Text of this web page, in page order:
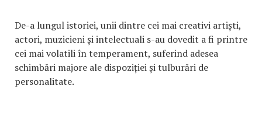
De-a lungul istoriei, unii dintre cei mai creativi artiști,
actori, muzicieni și intelectuali s-au dovedit a fi printre
cei mai volatili în temperament, suferind adesea
schimbări majore ale dispoziției și tulburări de
personalitate.